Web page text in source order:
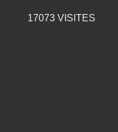
17073VISITES